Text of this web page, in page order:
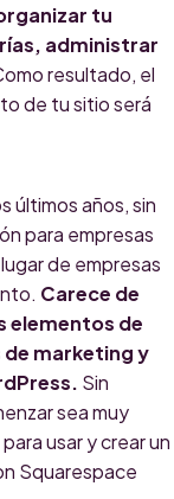
tu
administrar
resultado, el
de tu sitio será
últimos años, sin
para empresas
de empresas
Carece de
elementos de
de marketing y
Sin
sea muy
usar y crear un
Squarespace